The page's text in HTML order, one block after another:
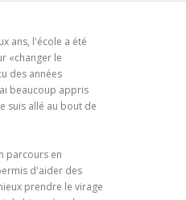
ans, l'école a été
«changer le
des années
beaucoup appris
suis allé au bout de
parcours en
d'aider des
prendre le virage